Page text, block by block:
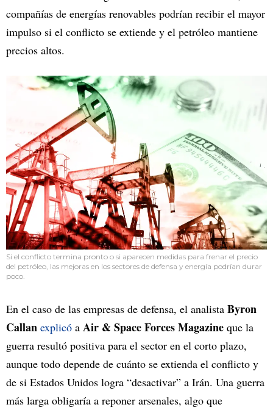
compañías de energías renovables podrían recibir el mayor
impulso si el conflicto se extiende y el petróleo mantiene
precios altos.
Si el conflicto termina pronto o si aparecen medidas para frenar el precio
del petróleo, las mejoras en los sectores de defensa y energía podrían durar
poco.
En el caso de las empresas de defensa, el analista Byron
Callan explicó a Air & Space Forces Magazine que la
guerra resultó positiva para el sector en el corto plazo,
aunque todo depende de cuánto se extienda el conflicto y
de si Estados Unidos logra “desactivar” a Irán. Una guerra
más larga obligaría a reponer arsenales, algo que